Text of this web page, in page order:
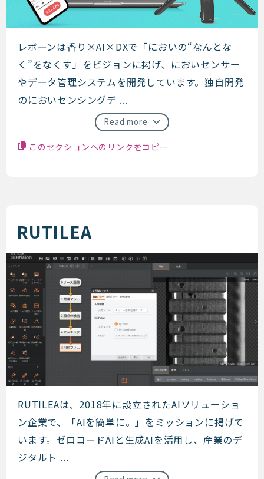
レボーン
レボーンは香り​×AI×DXで「においの“なんとな
く”をなくす」をビジョンに掲げ、においセンサー
やデータ管理システムを開発しています。独自開発
のにおいセンシングデ ...
Read more
このセクションへのリンクをコピー
RUTILEA
RUTILEA
RUTILEAは、2018年に設立されたAIソリューショ
ン企業で、「AIを簡単に。」をミッションに掲げて
います。ゼロコードAIと生成AIを活用し、産業のデ
ジタルト ...